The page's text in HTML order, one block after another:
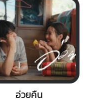
อ่วยคืน